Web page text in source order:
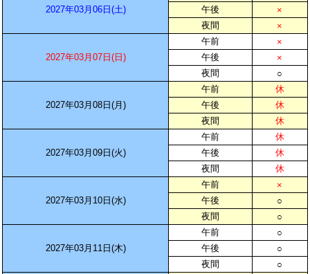
2027年03月06日(土)
午後
×
夜間
×
2027年03月07日(日)
午前
×
午後
×
夜間
○
2027年03月08日(月)
午前
休
午後
休
夜間
休
2027年03月09日(火)
午前
休
午後
休
夜間
休
2027年03月10日(水)
午前
×
午後
○
夜間
○
2027年03月11日(木)
午前
○
午後
○
夜間
○